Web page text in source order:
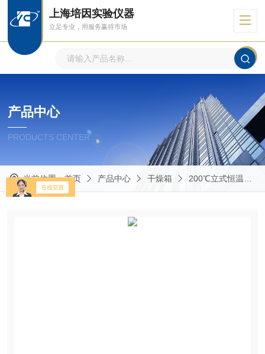
上海培因实验仪器
立足专业，用服务赢得市场
产品中心
PRODUCTS CENTER
当前位置：首页 产品中心 干燥箱 200℃立式恒温鼓风干燥箱